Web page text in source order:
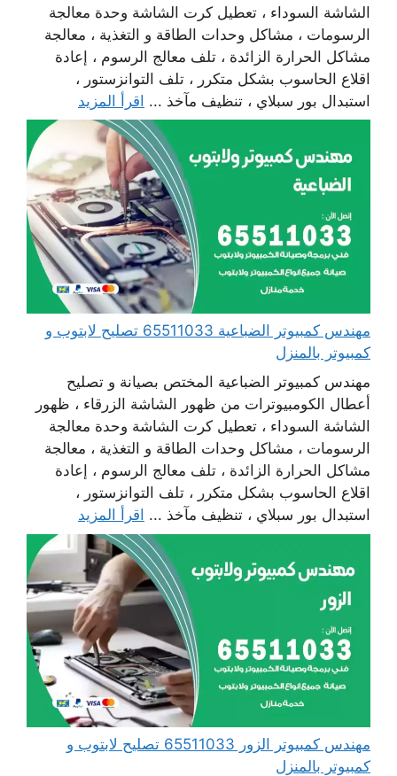
الشاشة السوداء ، تعطيل كرت الشاشة وحدة معالجة
الرسومات ، مشاكل وحدات الطاقة و التغذية ، معالجة
مشاكل الحرارة الزائدة ، تلف معالج الرسوم ، إعادة
اقلاع الحاسوب بشكل متكرر ، تلف التوانزستور ،
استبدال بور سبلاي ، تنظيف مآخذ ... اقرأ المزيد
مهندس كمبيوتر الضباعية 65511033 تصليح لابتوب و
كمبيوتر بالمنزل
مهندس كمبيوتر الضباعية المختص بصيانة و تصليح
أعطال الكومبيوترات من ظهور الشاشة الزرقاء ، ظهور
الشاشة السوداء ، تعطيل كرت الشاشة وحدة معالجة
الرسومات ، مشاكل وحدات الطاقة و التغذية ، معالجة
مشاكل الحرارة الزائدة ، تلف معالج الرسوم ، إعادة
اقلاع الحاسوب بشكل متكرر ، تلف التوانزستور ،
استبدال بور سبلاي ، تنظيف مآخذ ... اقرأ المزيد
مهندس كمبيوتر الزور 65511033 تصليح لابتوب و
كمبيوتر بالمنزل